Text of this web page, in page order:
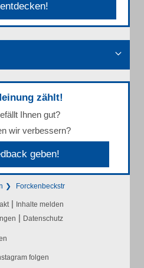
zählt!
Ihnen gut?
wir verbessern?
geben!
Forckenbeckstr
| Inhalte melden
| Datenschutz
folgen